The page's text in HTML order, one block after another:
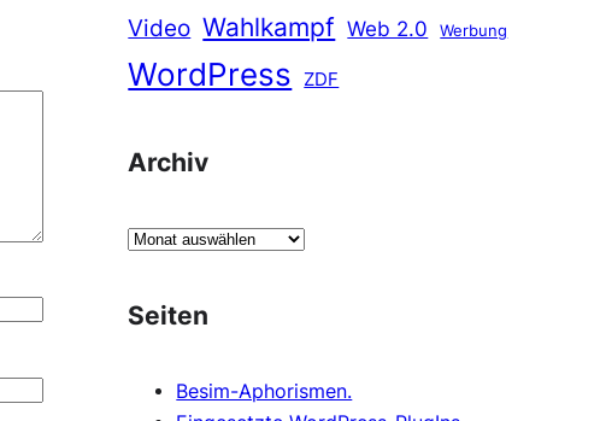
Video Wahlkampf Web 2.0 Werbung
WordPress ZDF
Archiv
A
h
Seiten
Besim-Aphorismen.